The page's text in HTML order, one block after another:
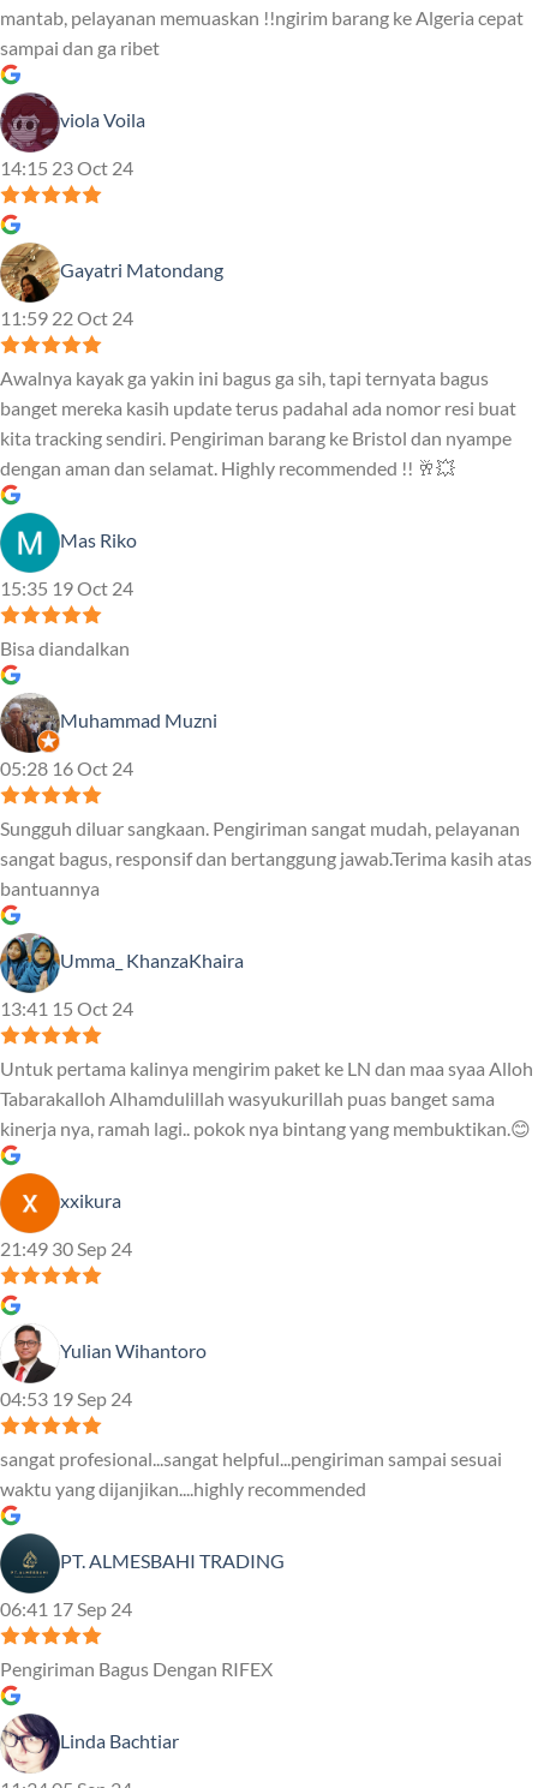
mantab, pelayanan memuaskan !!ngirim barang ke Algeria cepat
sampai dan ga ribet
viola Voila
14:15 23 Oct 24
Gayatri Matondang
11:59 22 Oct 24
Awalnya kayak ga yakin ini bagus ga sih, tapi ternyata bagus
banget mereka kasih update terus padahal ada nomor resi buat
kita tracking sendiri. Pengiriman barang ke Bristol dan nyampe
dengan aman dan selamat. Highly recommended !! 🥂💥
Mas Riko
15:35 19 Oct 24
Bisa diandalkan
Muhammad Muzni
05:28 16 Oct 24
Sungguh diluar sangkaan. Pengiriman sangat mudah, pelayanan
sangat bagus, responsif dan bertanggung jawab.Terima kasih atas
bantuannya
Umma_ KhanzaKhaira
13:41 15 Oct 24
Untuk pertama kalinya mengirim paket ke LN dan maa syaa Alloh
Tabarakalloh Alhamdulillah wasyukurillah puas banget sama
kinerja nya, ramah lagi.. pokok nya bintang yang membuktikan.😊
xxikura
21:49 30 Sep 24
Yulian Wihantoro
04:53 19 Sep 24
sangat profesional...sangat helpful...pengiriman sampai sesuai
waktu yang dijanjikan....highly recommended
PT. ALMESBAHI TRADING
06:41 17 Sep 24
Pengiriman Bagus Dengan RIFEX
Linda Bachtiar